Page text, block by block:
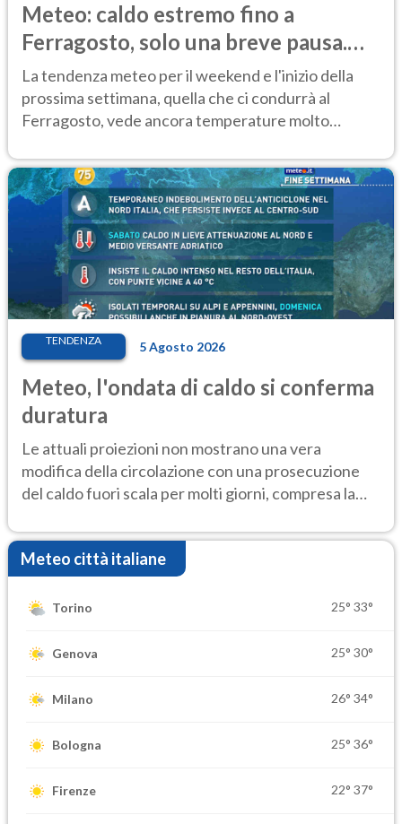
Meteo: caldo estremo fino a
Ferragosto, solo una breve pausa.
Ecco dove
La tendenza meteo per il weekend e l'inizio della
prossima settimana, quella che ci condurrà al
Ferragosto, vede ancora temperature molto
TENDENZA 5 Agosto 2026
Meteo, l'ondata di caldo si conferma
duratura
Le attuali proiezioni non mostrano una vera
modifica della circolazione con una prosecuzione
del caldo fuori scala per molti giorni, compresa la
Meteo città italiane
Torino 25° 33°
Genova 25° 30°
Milano 26° 34°
Bologna 25° 36°
Firenze 22° 37°